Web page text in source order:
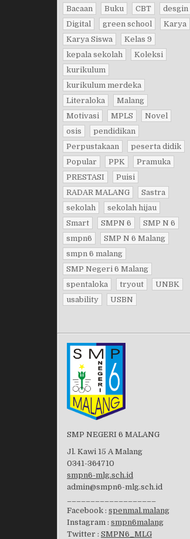
Bacaan
Buku CBT
desgin
Digital
green school
Karya
Karya Siswa
Kelas 9
kepala sekolah
Koleksi
kurikulum
kurikulum merdeka
Literaloka
Malang
Motivasi
MPLS
Novel
osis
pendidikan
Perpustakaan
peserta didik
Popular
PPK
Pramuka
PRESTASI
Puisi
RADAR MALANG
Sastra
sekolah
sekolah hijau
Smart
SMPN 6
SMP N 6
smpn6
SMP N 6 Malang
smpn 6 malang
SMP Negeri 6 Malang
spentaloka
tryout
UNBK
usability
USBN
SMP NEGERI 6 MALANG
Jl. Kawi 15 A Malang
0341-364710
smpn6-mlg.sch.id
admin@smpn6-mlg.sch.id
Facebook : spenmal.malang
Instagram : smpn6malang
Twitter : SMPN6_MLG